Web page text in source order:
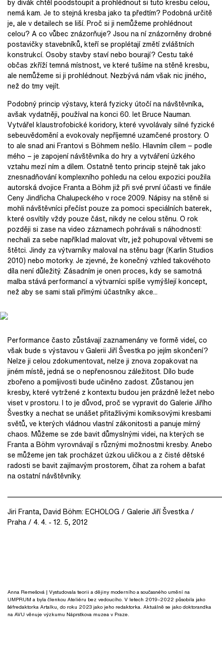
by divák chtěl poodstoupit a prohlédnout si tuto kresbu celou,
nemá kam. Je to stejná kresba jako ta předtím? Podobná určitě
je, ale v detailech se liší. Proč si ji nemůžeme prohlédnout
celou? A co vůbec znázorňuje? Jsou na ní znázorněny drobné
postavičky stavebníků, kteří se proplétají změtí zvláštních
konstrukcí. Osoby stavby staví nebo bourají? Cestu také
občas zkříží temná místnost, ve které tušíme na stěně kresbu,
ale nemůžeme si ji prohlédnout. Nezbývá nám však nic jiného,
než do tmy vejít.
Podobný princip výstavy, která fyzicky útočí na návštěvníka,
avšak vydatněji, používal na konci 60. let Bruce Nauman.
Vytvářel klaustrofobické koridory, které vyvolávaly silné fyzické
sebeuvědomění a evokovaly nepříjemné uzamčené prostory. O
to ale snad ani Frantovi s Böhmem nešlo. Hlavním cílem − podle
mého − je zapojení návštěvníka do hry a vytváření úzkého
vztahu mezí ním a dílem. Ostatně tento princip stejně tak jako
znesnadňování komplexního pohledu na celou expozici použila
autorská dvojice Franta a Böhm již při své první účasti ve finále
Ceny Jindřicha Chalupeckého v roce 2009. Nápisy na stěně si
mohli návštěvníci přečíst pouze za pomoci speciálních baterek,
které osvítily vždy pouze část, nikdy ne celou stěnu. O rok
později si zase na video záznamech pohrávali s náhodností:
nechali za sebe například malovat vítr, jež pohupoval větvemi se
štětci. Jindy za výtvarníky maloval na stěnu bagr (Karlin Studios
2010) nebo motorky. Je zjevné, že konečný vzhled takovéhoto
díla není důležitý. Zásadním je onen proces, kdy se samotná
malba stává performancí a výtvarníci spíše vymýšlejí koncept,
než aby se sami stali přímými účastníky akce...
Performance často zůstávají zaznamenány ve formě videí, co
však bude s výstavou v Galerii Jiří Švestka po jejím skončení?
Nelze ji celou zdokumentovat, nelze ji znova zopakovat na
jiném místě, jedná se o nepřenosnou záležitost. Dílo bude
zbořeno a pomíjivosti bude učiněno zadost. Zůstanou jen
kresby, které vytržené z kontextu budou jen prázdně ležet nebo
viset v prostoru. I to je důvod, proč se vypravit do Galerie Jiřího
Švestky a nechat se unášet přitažlivými komiksovými kresbami
světů, ve kterých vládnou vlastní zákonitosti a panuje mírný
chaos. Můžeme se zde bavit důmyslnými videi, na kterých se
Franta a Böhm vyrovnávají s různými možnostmi kresby. Anebo
se můžeme jen tak procházet úzkou uličkou a z čisté dětské
radosti se bavit zajímavým prostorem, číhat za rohem a bafat
na ostatní návštěvníky.
Jiri Franta, David Böhm: ECHOLOG / Galerie Jiří Švestka /
Praha / 4. 4. - 12. 5, 2012
Anna Remešová | Vystudovala teorii a dějiny moderního a současného umění na
UMPRUM a byla členkou Ateliéru bez vedoucího. V letech 2019–2022 působila jako
šéfredaktorka Artalku, do roku 2023 jako jeho redaktorka. Aktuálně se jako doktorandka
na AVU věnuje výzkumu Náprstkova muzea v Praze.